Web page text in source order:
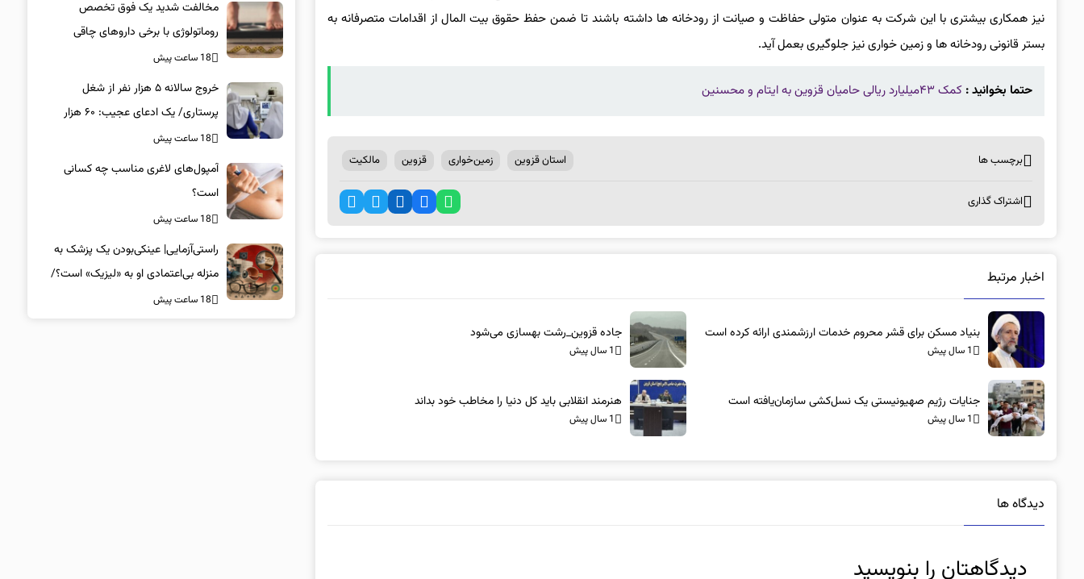
نیز همکاری بیشتری با این شرکت به عنوان متولی حفاظت و صیانت از رودخانه ها داشته باشند تا ضمن حفظ حقوق بیت المال از اقدامات متصرفانه به
بستر قانونی رودخانه ها و زمین خواری نیز جلوگیری بعمل آید.
حتما بخوانید : کمک ۴۳میلیارد ریالی حامیان قزوین به ایتام و محسنین
برچسب ها استان قزوین زمین‌خواری قزوین مالکیت
اشتراک گذاری
اخبار مرتبط
بنیاد مسکن برای قشر محروم خدمات ارزشمندی ارائه کرده است
1 سال پیش
جاده قزوین_رشت بهسازی می‌شود
1 سال پیش
جنایات رژیم صهیونیستی یک نسل‌کشی سازمان‌یافته است
1 سال پیش
هنرمند انقلابی باید کل دنیا را مخاطب خود بداند
1 سال پیش
دیدگاه ها
دیدگاهتان را بنویسید
مخالفت شدید یک فوق تخصص
روماتولوژی با برخی داروهای چاقی
18 ساعت پیش
خروج سالانه ۵ هزار نفر از شغل
پرستاری/ یک ادعای عجیب: ۶۰ هزار
پرستار خانه‌نشین شدند؟
18 ساعت پیش
آمپول‌های لاغری مناسب چه کسانی
است؟
18 ساعت پیش
راستی‌آزمایی| عینکی‌بودن یک پزشک به
منزله بی‌اعتمادی او به «لیزیک» است؟/
جراحان، چشم فرزندان خود را لیزیک
18 ساعت پیش